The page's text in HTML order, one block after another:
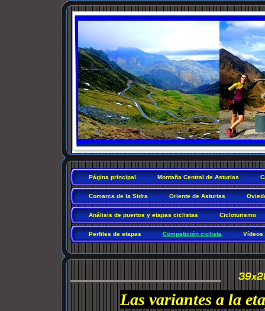
Página principal Montaña Central de Asturias
Comarca de la Sidra Oriente de Asturias
Análisis de puertos y etapas ciclistas Cicloturismo
Perfiles de etapas Competición ciclista Vídeos
Las variantes a la